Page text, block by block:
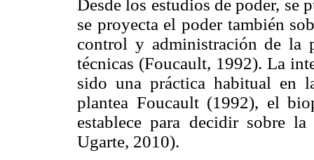
Desde los estudios de poder, se
se proyecta el poder también
control y administración de la
técnicas (Foucault, 1992). La
sido una práctica habitual en
plantea Foucault (1992), el
establece para decidir sobre
Ugarte, 2010).